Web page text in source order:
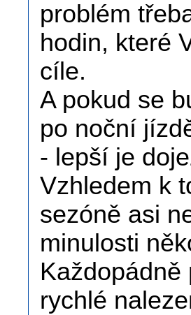
problém
hodin, které
cíle.
A pokud se
po noční
- lepší je
Vzhledem k
sezóně asi
minulosti
rychlé